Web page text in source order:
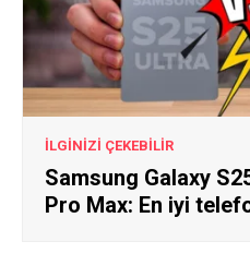
İLGİNİZİ ÇEKEBİLİR
Samsung Galaxy
Pro Max: En iyi